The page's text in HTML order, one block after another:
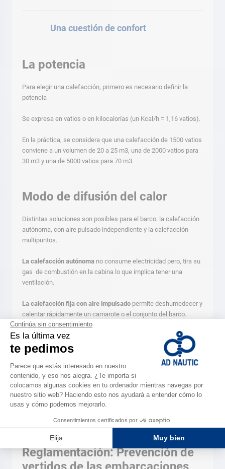
Una cuestión de confort
La potencia
Para elegir una calefacción, primero es necesario definir la
potencia
Se expresa en vatios o en kilocalorías (un Kcal/h = 1,16 vatios).
En la práctica, se considera que una calefacción de 1500 vatios
conviene a un volumen de 20 a 25 m3, una de 2000 vatios para
30 m3 y una de 5000 vatios para 70 m3.
Modo de difusión del calor
Distintas soluciones son posibles para el barco: la calefacción
autónoma, con aire pulsado independiente y la calefacción
multipuntos.
La calefacción autónoma no consume electricidad pero, tira su
gas de combustión en la cabina lo que implica tener una
ventilación.
La calefacción fija con aire impulsado permite deshumedecer y
calentar rápidamente un camarote o el conjunto del barco.
Aspirando aire fresco del exterior, lo calienta gracias a un
intercambiador térmico antes de expulsarlo al interior del barco.
Dispone de una caja de ajuste del termostato. Expulsa los
gases quemados al exterior y renueva permanentemente el aire
lo que evita la condensación.
Ver el consejo
¡Objetivo limpieza!
Reglamentación: Prevención de